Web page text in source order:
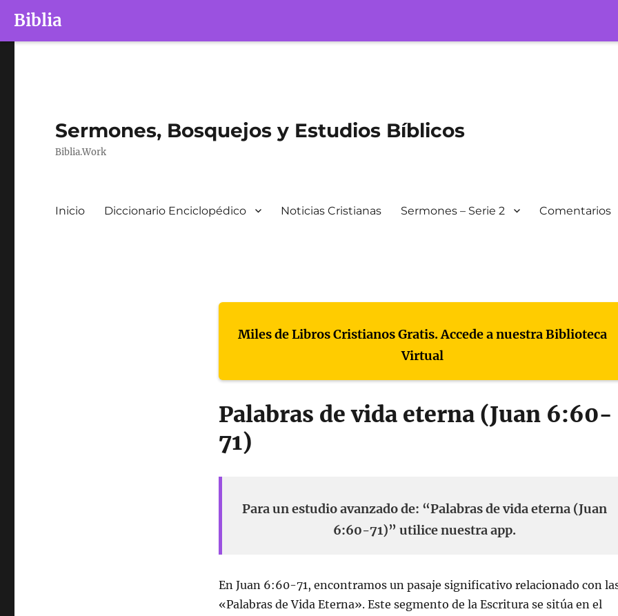
Biblia
Sermones, Bosquejos y Estudios Bíblicos
Biblia.Work
Inicio Diccionario Enciclopédico Noticias Cristianas Sermones – Serie 2 Comentarios
Miles de Libros Cristianos Gratis. Accede a nuestra Biblioteca
Virtual
Palabras de vida eterna (Juan 6:60-
71)
Para un estudio avanzado de: “Palabras de vida eterna (Juan
6:60-71)” utilice nuestra app.
En Juan 6:60-71, encontramos un pasaje significativo relacionado con
«Palabras de Vida Eterna». Este segmento de la Escritura se sitúa en el